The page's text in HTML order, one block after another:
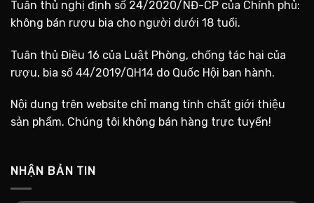
Tuân thủ nghị định số 24/2020/NĐ-CP của Chính phủ:
không bán rượu bia cho người dưới 18 tuổi.
Tuân thủ Điều 16 của Luật Phòng, chống tác hại của
rượu, bia số 44/2019/QH14 do Quốc Hội ban hành.
Nội dung trên website chỉ mang tính chất giới thiệu
sản phẩm. Chúng tôi không bán hàng trực tuyến!
NHẬN BẢN TIN